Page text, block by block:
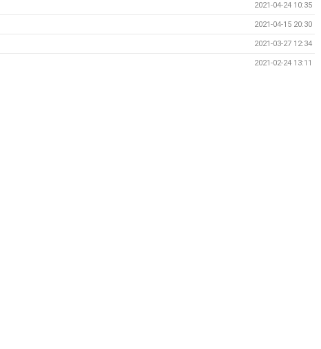
2021-04-24 10:35
2021-04-15 20:30
2021-03-27 12:34
2021-02-24 13:11